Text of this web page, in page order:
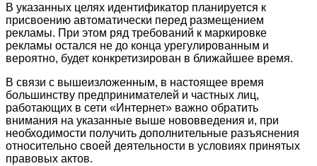
В указанных целях идентификатор планируется к
присвоению автоматически перед размещением
рекламы. При этом ряд требований к маркировке
рекламы остался не до конца урегулированным и
вероятно, будет конкретизирован в ближайшее время.
В связи с вышеизложенным, в настоящее время
большинству предпринимателей и частных лиц,
работающих в сети «Интернет» важно обратить
внимания на указанные выше нововведения и, при
необходимости получить дополнительные разъяснения
относительно своей деятельности в условиях принятых
правовых актов.